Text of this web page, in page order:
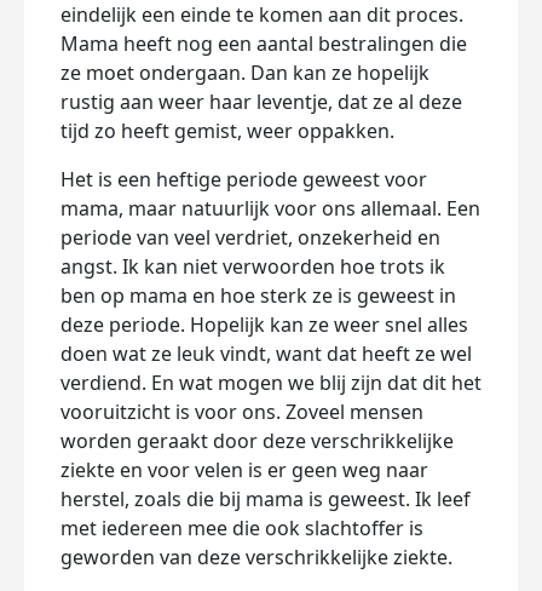
eindelijk een einde te komen aan dit proces.
Mama heeft nog een aantal bestralingen die
ze moet ondergaan. Dan kan ze hopelijk
rustig aan weer haar leventje, dat ze al deze
tijd zo heeft gemist, weer oppakken.
Het is een heftige periode geweest voor
mama, maar natuurlijk voor ons allemaal. Een
periode van veel verdriet, onzekerheid en
angst. Ik kan niet verwoorden hoe trots ik
ben op mama en hoe sterk ze is geweest in
deze periode. Hopelijk kan ze weer snel alles
doen wat ze leuk vindt, want dat heeft ze wel
verdiend. En wat mogen we blij zijn dat dit het
vooruitzicht is voor ons. Zoveel mensen
worden geraakt door deze verschrikkelijke
ziekte en voor velen is er geen weg naar
herstel, zoals die bij mama is geweest. Ik leef
met iedereen mee die ook slachtoffer is
geworden van deze verschrikkelijke ziekte.